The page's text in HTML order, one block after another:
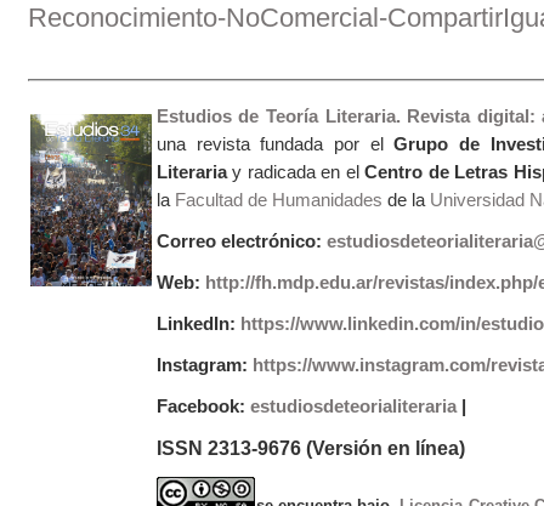
Reconocimiento-NoComercial-
Estudios de Teoría Literaria. Revista
una revista fundada por elGrupo de
Literariay radicada en elCentro de Letras
la Facultad de Humanidades de laUniversidad
Correo electrónico:
Web: http://fh.mdp.edu.ar/revistas/index.php/
LinkedIn: https://www.linkedin.com/in/
Instagram: https://www.instagram.com/
Facebook: estudiosdeteorialiteraria|
ISSN 2313-9676 (Versión en línea)